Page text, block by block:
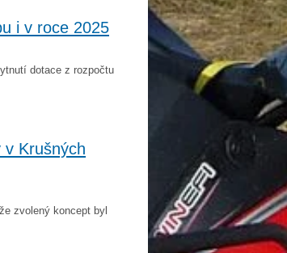
i v roce 2025
dotace z rozpočtu
Krušných
zvolený koncept byl